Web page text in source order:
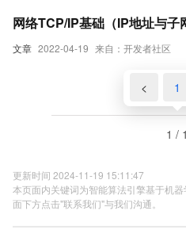
文章 2022-04-19 来自：开发者社区
网络TCP/IP基础（IP地址与子
< 1
1 / 1
更新时间 2024-11-19 15:11:47
本页面内关键词为智能算法引擎基于机
面下方点击"联系我们"与我们沟通。